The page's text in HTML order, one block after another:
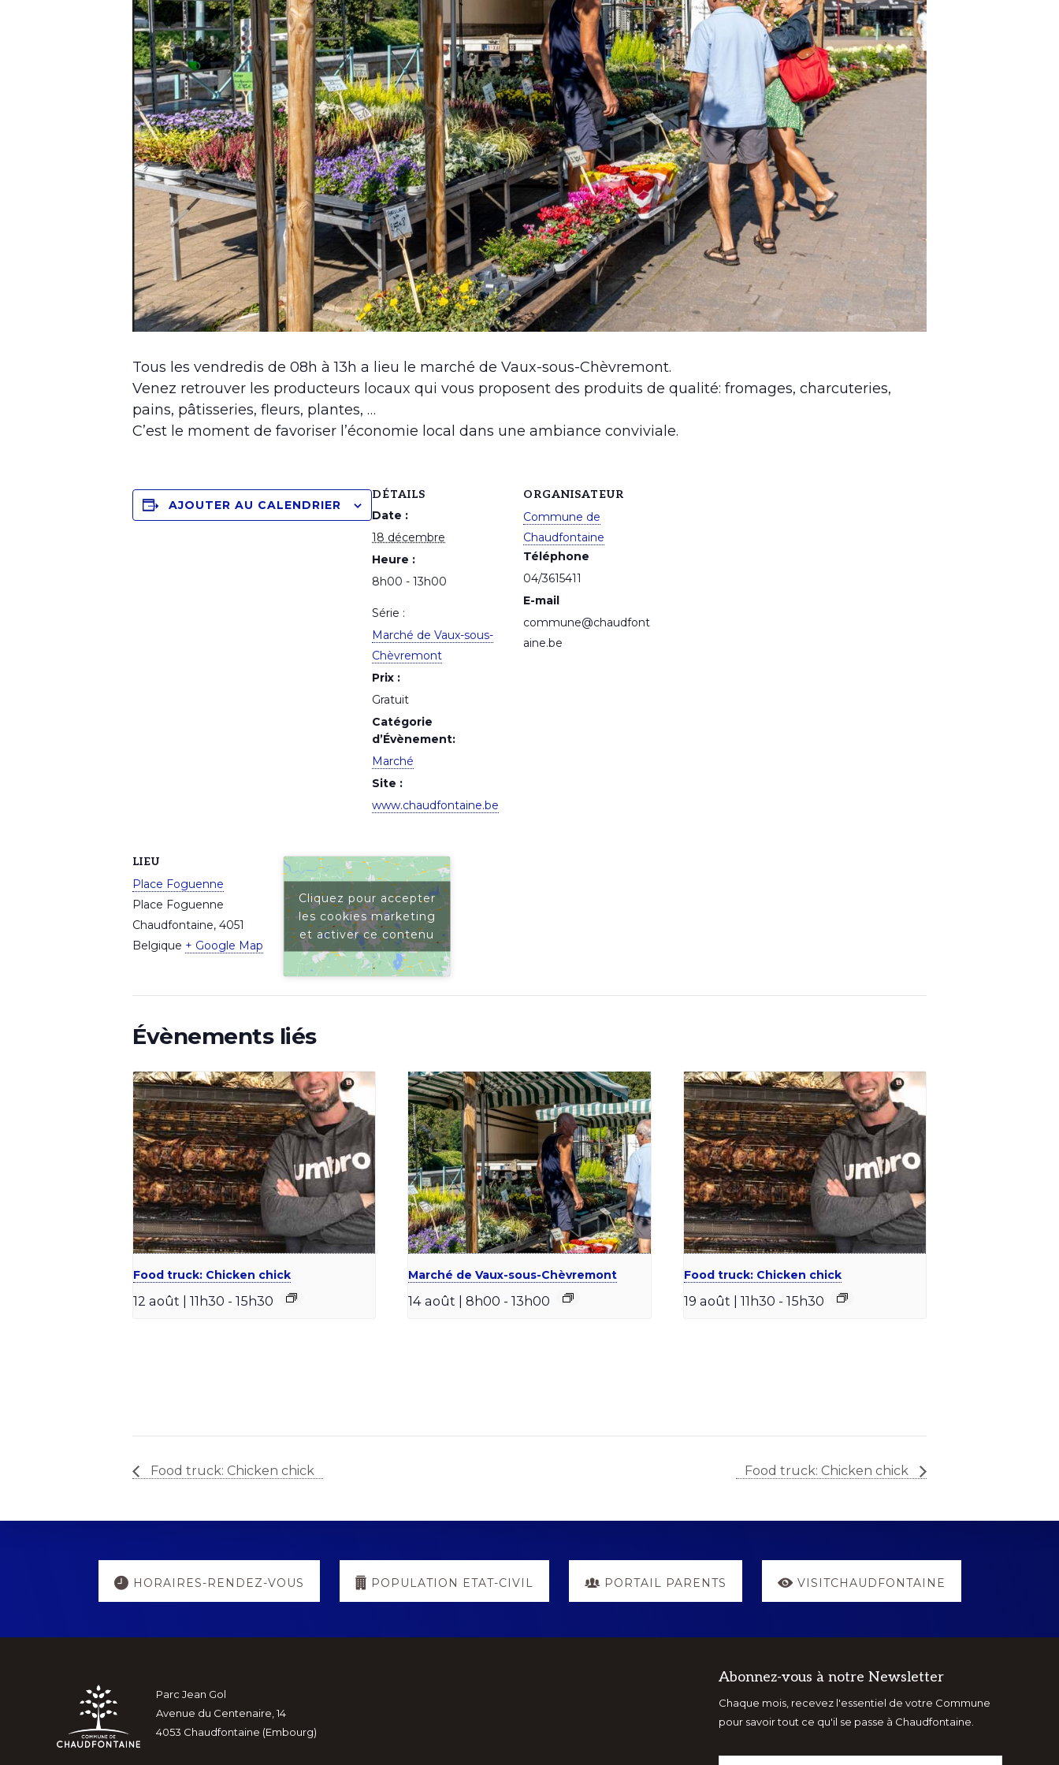
Tous les vendredis de 08h à 13h a lieu le marché de Vaux-sous-Chèvremont.
Venez retrouver les producteurs locaux qui vous proposent des produits de qualité: fromages, charcuteries,
pains, pâtisseries, fleurs, plantes, …
C’est le moment de favoriser l’économie local dans une ambiance conviviale.
AJOUTER AU CALENDRIER
DÉTAILS
Date :
18 décembre
Heure :
8h00 - 13h00
Série :
Marché de Vaux-sous-
Chèvremont
Prix :
Gratuit
Catégorie
d’Évènement:
Marché
Site :
www.chaudfontaine.be
ORGANISATEUR
Commune de
Chaudfontaine
Téléphone
04/3615411
E-mail
commune@chaudfont
aine.be
LIEU
Place Foguenne
Place Foguenne
Chaudfontaine, 4051
Belgique + Google Map
Cliquez pour accepter
les cookies marketing
et activer ce contenu
Évènements liés
Food truck: Chicken chick
12 août | 11h30 - 15h30
Marché de Vaux-sous-Chèvremont
14 août | 8h00 - 13h00
Food truck: Chicken chick
19 août | 11h30 - 15h30
Food truck: Chicken chick Food truck: Chicken chick
Explore
more
HORAIRES-RENDEZ-VOUS POPULATION ETAT-CIVIL PORTAIL PARENTS VISITCHAUDFONTAINE
Footer
Parc Jean Gol
Avenue du Centenaire, 14
4053 Chaudfontaine (Embourg)
Abonnez-vous à notre Newsletter
Chaque mois, recevez l'essentiel de votre Commune
pour savoir tout ce qu'il se passe à Chaudfontaine.